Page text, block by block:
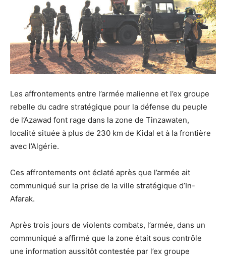
Les affrontements entre l’armée malienne et l’ex groupe
rebelle du cadre stratégique pour la défense du peuple
de l’Azawad font rage dans la zone de Tinzawaten,
localité située à plus de 230 km de Kidal et à la frontière
avec l’Algérie.
Ces affrontements ont éclaté après que l’armée ait
communiqué sur la prise de la ville stratégique d’In-
Afarak.
Après trois jours de violents combats, l’armée, dans un
communiqué a affirmé que la zone était sous contrôle
une information aussitôt contestée par l’ex groupe